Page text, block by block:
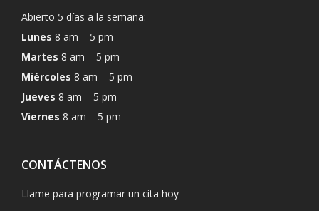
Abierto 5 días a la semana:
Lunes 8 am – 5 pm
Martes 8 am – 5 pm
Miércoles 8 am – 5 pm
Jueves 8 am – 5 pm
Viernes 8 am – 5 pm
CONTÁCTENOS
Llame para programar un cita hoy